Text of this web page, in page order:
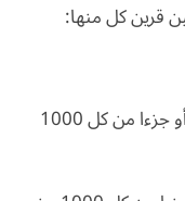
قرين كل منها:
معيار ( 22 قيراطا ) يعنى 916.6 سهما أو جزءا من كل 1000